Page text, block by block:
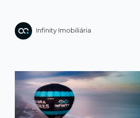
Infinity Imobiliária